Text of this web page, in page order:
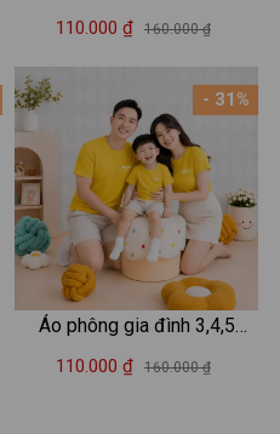
Mèo - Áo thun đồng phục gia
110.000 ₫ 160.000 ₫
- 31%
Áo phông gia đình 3,4,5
người chữ HELLO mặt cười -
110.000 ₫ 160.000 ₫